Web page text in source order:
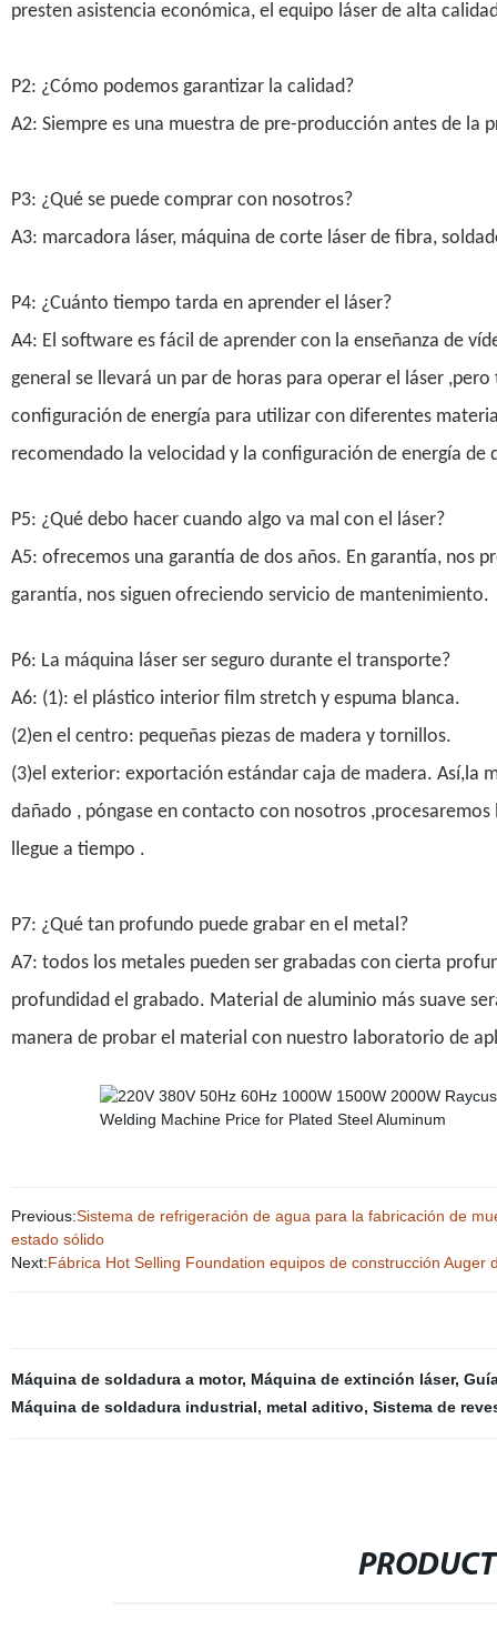
presten asistencia económica, el equipo láser de alta
P2: ¿Cómo podemos garantizar la calidad?
A2: Siempre es una muestra de pre-producción antes de
P3: ¿Qué se puede comprar con nosotros?
A3: marcadora láser, máquina de corte láser de fibra,
P4: ¿Cuánto tiempo tarda en aprender el láser?
A4: El software es fácil de aprender con la enseñanza de
general se llevará un par de horas para operar el láser
configuración de energía para utilizar con diferentes
recomendado la velocidad y la configuración de energía de
P5: ¿Qué debo hacer cuando algo va mal con el láser?
A5: ofrecemos una garantía de dos años. En garantía,
garantía, nos siguen ofreciendo servicio de mantenimiento.
P6: La máquina láser ser seguro durante el transporte?
A6: (1): el plástico interior film stretch y espuma blanca.
(2)en el centro: pequeñas piezas de madera y tornillos.
(3)el exterior: exportación estándar caja de madera. Así,la
dañado , póngase en contacto con nosotros
llegue a tiempo .
P7: ¿Qué tan profundo puede grabar en el metal?
A7: todos los metales pueden ser grabadas con cierta
profundidad el grabado. Material de aluminio más suave
manera de probar el material con nuestro laboratorio de
Previous:Sistema de refrigeración de agua para la fabricación de
estado sólido
Next:Fábrica Hot Selling Foundation equipos de construcción Auger
Máquina de soldadura a motor, Máquina de extinción láser,
Máquina de soldadura industrial, metal aditivo, Sistema de